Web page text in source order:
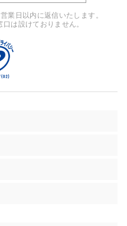
報をサービス内で使用する
り、本サービスの他の利用
範囲に限って個人情報を外
正管理・機密保持について
開示、内容の訂正・追加・
出ることができます。その
し、申請が本人確認が不可
ります。 なお、アクセスロ
業日以内に返信いたします。
は設けておりません。